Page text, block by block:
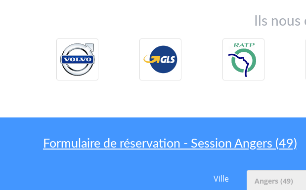
Ils
Formulaire de réservation - Session Angers (49)
Ville